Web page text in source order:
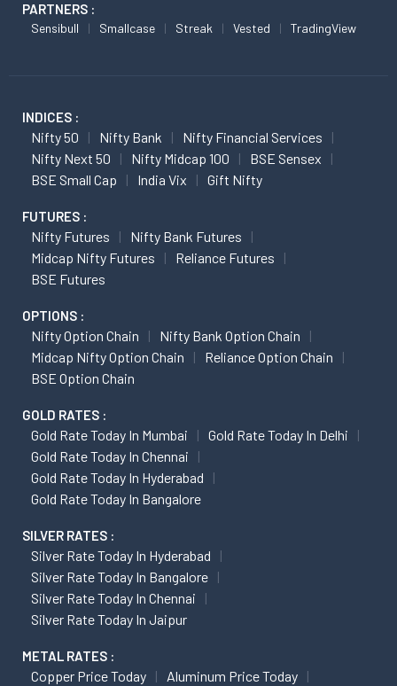
PARTNERS :
Sensibull Smallcase Streak Vested TradingView
INDICES :
Nifty 50 Nifty Bank
Nifty Financial Services
Nifty Next 50
Nifty Midcap 100
BSE Sensex
BSE Small Cap
India Vix Gift Nifty
FUTURES :
Nifty Futures
Nifty Bank Futures
Midcap Nifty Futures
Reliance Futures
BSE Futures
OPTIONS :
Nifty Option Chain
Nifty Bank Option Chain
Midcap Nifty Option Chain
Reliance Option Chain
BSE Option Chain
GOLD RATES :
Gold Rate Today In Mumbai
Gold Rate Today In Delhi
Gold Rate Today In Chennai
Gold Rate Today In Hyderabad
Gold Rate Today In Bangalore
SILVER RATES :
Silver Rate Today In Hyderabad
Silver Rate Today In Bangalore
Silver Rate Today In Chennai
Silver Rate Today In Jaipur
METAL RATES :
Copper Price Today
Aluminum Price Today